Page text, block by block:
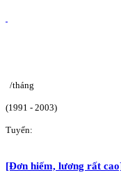
/tháng
(1991 - 2003)
Tuyển:
[Đơn hiếm, lương rất